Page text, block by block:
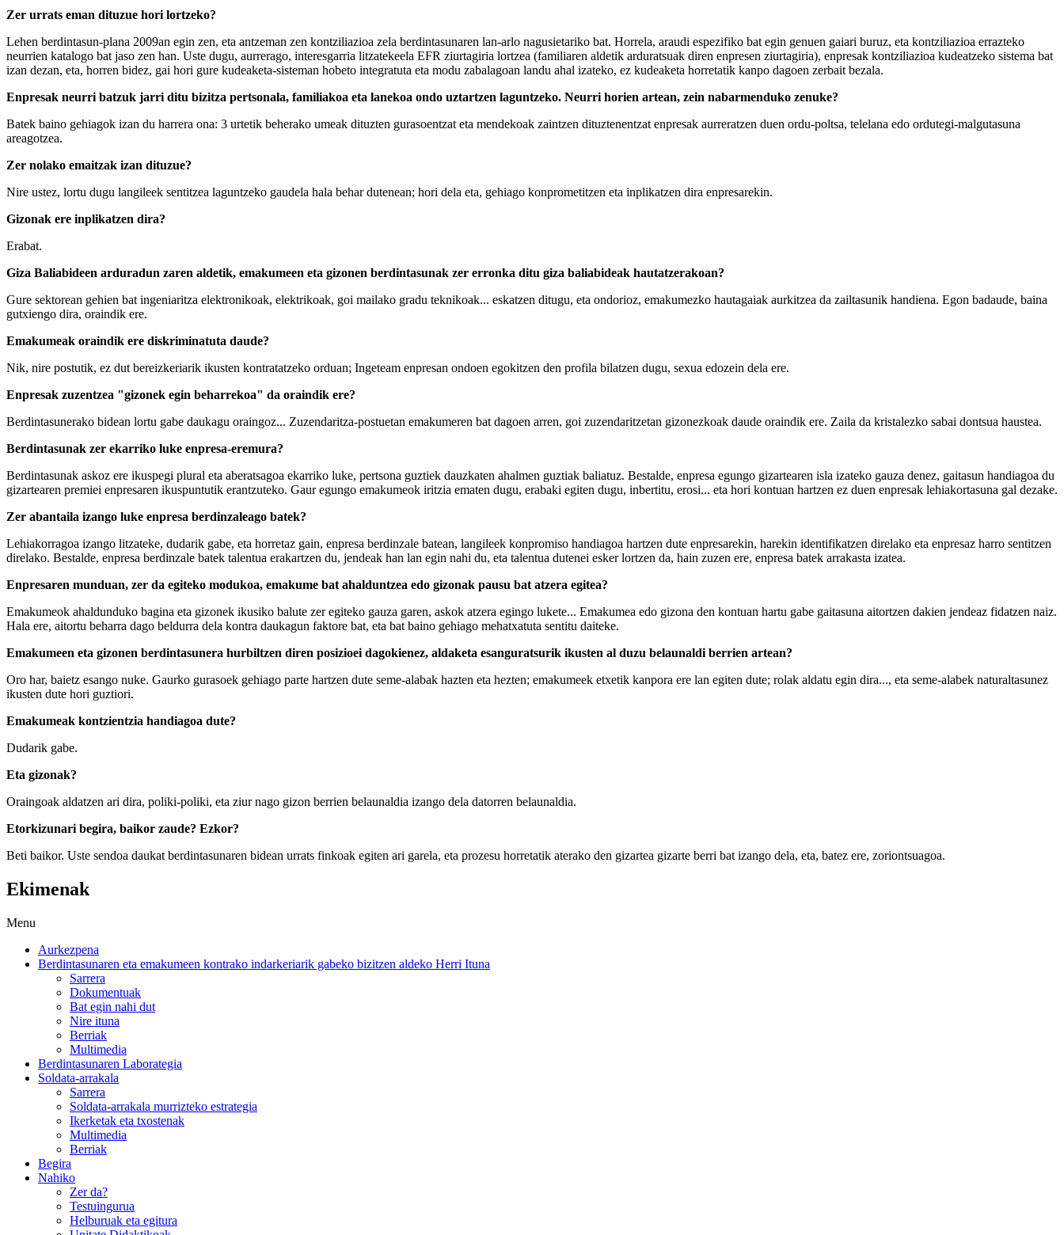
Zer urrats eman dituzue hori lortzeko?
Lehen berdintasun-plana 2009an egin zen, eta antzeman zen kontziliazioa zela berdintasunaren lan-arlo nagusietariko bat. Horrela, araudi espezifiko bat egin genuen gaiari buruz, eta kontziliazioa errazteko
neurrien katalogo bat jaso zen han. Uste dugu, aurrerago, interesgarria litzatekeela EFR ziurtagiria lortzea (familiaren aldetik arduratsuak diren enpresen ziurtagiria), enpresak kontziliazioa kudeatzeko sistema bat
izan dezan, eta, horren bidez, gai hori gure kudeaketa-sisteman hobeto integratuta eta modu zabalagoan landu ahal izateko, ez kudeaketa horretatik kanpo dagoen zerbait bezala.
Enpresak neurri batzuk jarri ditu bizitza pertsonala, familiakoa eta lanekoa ondo uztartzen laguntzeko. Neurri horien artean, zein nabarmenduko zenuke?
Batek baino gehiagok izan du harrera ona: 3 urtetik beherako umeak dituzten gurasoentzat eta mendekoak zaintzen dituztenentzat enpresak aurreratzen duen ordu-poltsa, telelana edo ordutegi-malgutasuna
areagotzea.
Zer nolako emaitzak izan dituzue?
Nire ustez, lortu dugu langileek sentitzea laguntzeko gaudela hala behar dutenean; hori dela eta, gehiago konprometitzen eta inplikatzen dira enpresarekin.
Gizonak ere inplikatzen dira?
Erabat.
Giza Baliabideen arduradun zaren aldetik, emakumeen eta gizonen berdintasunak zer erronka ditu giza baliabideak hautatzerakoan?
Gure sektorean gehien bat ingeniaritza elektronikoak, elektrikoak, goi mailako gradu teknikoak... eskatzen ditugu, eta ondorioz, emakumezko hautagaiak aurkitzea da zailtasunik handiena. Egon badaude, baina
gutxiengo dira, oraindik ere.
Emakumeak oraindik ere diskriminatuta daude?
Nik, nire postutik, ez dut bereizkeriarik ikusten kontratatzeko orduan; Ingeteam enpresan ondoen egokitzen den profila bilatzen dugu, sexua edozein dela ere.
Enpresak zuzentzea "gizonek egin beharrekoa" da oraindik ere?
Berdintasunerako bidean lortu gabe daukagu oraingoz... Zuzendaritza-postuetan emakumeren bat dagoen arren, goi zuzendaritzetan gizonezkoak daude oraindik ere. Zaila da kristalezko sabai dontsua haustea.
Berdintasunak zer ekarriko luke enpresa-eremura?
Berdintasunak askoz ere ikuspegi plural eta aberatsagoa ekarriko luke, pertsona guztiek dauzkaten ahalmen guztiak baliatuz. Bestalde, enpresa egungo gizartearen isla izateko gauza denez, gaitasun handiagoa du
gizartearen premiei enpresaren ikuspuntutik erantzuteko. Gaur egungo emakumeok iritzia ematen dugu, erabaki egiten dugu, inbertitu, erosi... eta hori kontuan hartzen ez duen enpresak lehiakortasuna gal dezake.
Zer abantaila izango luke enpresa berdinzaleago batek?
Lehiakorragoa izango litzateke, dudarik gabe, eta horretaz gain, enpresa berdinzale batean, langileek konpromiso handiagoa hartzen dute enpresarekin, harekin identifikatzen direlako eta enpresaz harro sentitzen
direlako. Bestalde, enpresa berdinzale batek talentua erakartzen du, jendeak han lan egin nahi du, eta talentua dutenei esker lortzen da, hain zuzen ere, enpresa batek arrakasta izatea.
Enpresaren munduan, zer da egiteko modukoa, emakume bat ahalduntzea edo gizonak pausu bat atzera egitea?
Emakumeok ahaldunduko bagina eta gizonek ikusiko balute zer egiteko gauza garen, askok atzera egingo lukete... Emakumea edo gizona den kontuan hartu gabe gaitasuna aitortzen dakien jendeaz fidatzen naiz.
Hala ere, aitortu beharra dago beldurra dela kontra daukagun faktore bat, eta bat baino gehiago mehatxatuta sentitu daiteke.
Emakumeen eta gizonen berdintasunera hurbiltzen diren posizioei dagokienez, aldaketa esanguratsurik ikusten al duzu belaunaldi berrien artean?
Oro har, baietz esango nuke. Gaurko gurasoek gehiago parte hartzen dute seme-alabak hazten eta hezten; emakumeek etxetik kanpora ere lan egiten dute; rolak aldatu egin dira..., eta seme-alabek naturaltasunez
ikusten dute hori guztiori.
Emakumeak kontzientzia handiagoa dute?
Dudarik gabe.
Eta gizonak?
Oraingoak aldatzen ari dira, poliki-poliki, eta ziur nago gizon berrien belaunaldia izango dela datorren belaunaldia.
Etorkizunari begira, baikor zaude? Ezkor?
Beti baikor. Uste sendoa daukat berdintasunaren bidean urrats finkoak egiten ari garela, eta prozesu horretatik aterako den gizartea gizarte berri bat izango dela, eta, batez ere, zoriontsuagoa.
Ekimenak
Menu
Aurkezpena
Berdintasunaren eta emakumeen kontrako indarkeriarik gabeko bizitzen aldeko Herri Ituna
Sarrera
Dokumentuak
Bat egin nahi dut
Nire ituna
Berriak
Multimedia
Berdintasunaren Laborategia
Soldata-arrakala
Sarrera
Soldata-arrakala murrizteko estrategia
Ikerketak eta txostenak
Multimedia
Berriak
Begira
Nahiko
Zer da?
Testuingurua
Helburuak eta egitura